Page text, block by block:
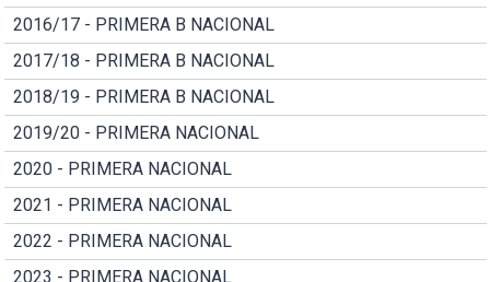
2016/17 - PRIMERA B NACIONAL
2017/18 - PRIMERA B NACIONAL
2018/19 - PRIMERA B NACIONAL
2019/20 - PRIMERA NACIONAL
2020 - PRIMERA NACIONAL
2021 - PRIMERA NACIONAL
2022 - PRIMERA NACIONAL
2023 - PRIMERA NACIONAL